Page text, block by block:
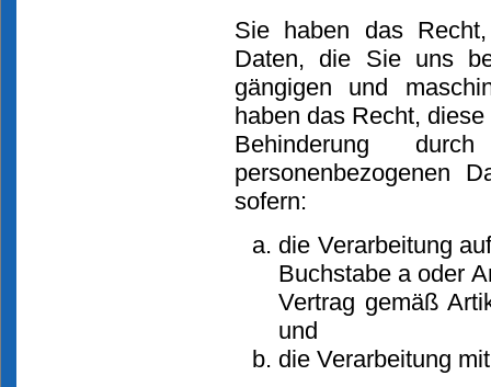
Sie haben das
Daten, die Sie uns
gängigen und
haben das Recht,
Behinderung
personenbezogenen
sofern:
die Verarbeitung
Buchstabe a oder
Vertrag gemäß
und
die Verarbeitung